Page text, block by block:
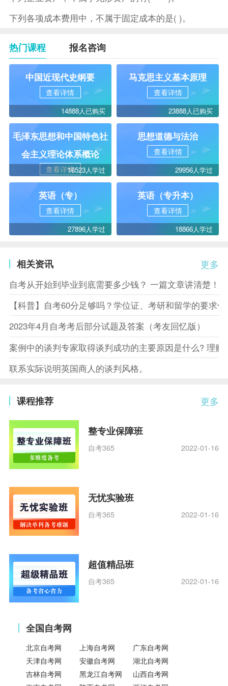
下列各项成本费用中，不属于固定成本的是( )。
热门课程 报名咨询
中国近现代史纲要
查看详情
14888人已购买
马克思主义基本原理
查看详情
23888人已购买
毛泽东思想和中国特色社
会主义理论体系概论
查看详情16523人学过
思想道德与法治
查看详情
29956人学过
英语（专）
查看详情
27896人学过
英语（专升本）
查看详情
18866人学过
更多
相关资讯
自考从开始到毕业到底需要多少钱？ 一篇文章讲清楚！
【科普】自考60分足够吗？学位证、考研和留学的要求
2023年4月自考考后部分试题及答案（考友回忆版）
案例中的谈判专家取得谈判成功的主要原因是什么? 理
联系实际说明英国商人的谈判风格。
更多
课程推荐
整专业保障班
自考365 2022-01-16
无忧实验班
自考365 2022-01-16
超值精品班
自考365 2022-01-16
全国自考网
北京自考网 上海自考网
广东自考网
天津自考网
安徽自考网
湖北自考网
吉林自考网
黑龙江自考网
山西自考网